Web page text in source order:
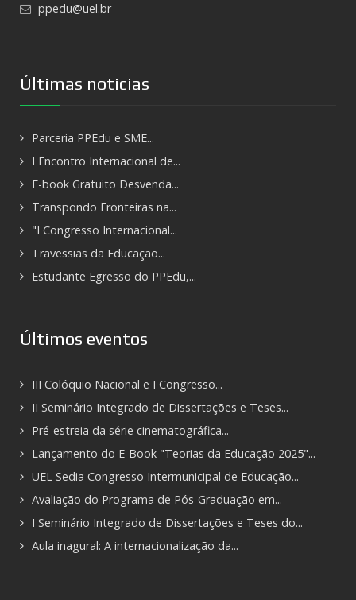
ppedu@uel.br
Últimas noticias
Parceria PPEdu e SME...
I Encontro Internacional de...
E-book Gratuito Desvenda...
Transpondo Fronteiras na...
"I Congresso Internacional...
Travessias da Educação...
Estudante Egresso do PPEdu,...
Últimos eventos
III Colóquio Nacional e I Congresso...
II Seminário Integrado de Dissertações e Teses...
Pré-estreia da série cinematográfica...
Lançamento do E-Book "Teorias da Educação 2025"...
UEL Sedia Congresso Intermunicipal de Educação...
Avaliação do Programa de Pós-Graduação em...
I Seminário Integrado de Dissertações e Teses do...
Aula inagural: A internacionalização da...